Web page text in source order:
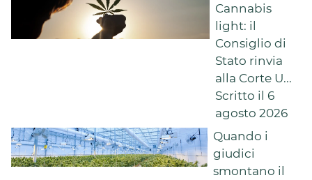
Cannabis
light: il
Consiglio di
Stato rinvia
alla Corte U...
Scritto il 6
agosto 2026
Quando i
giudici
smontano il